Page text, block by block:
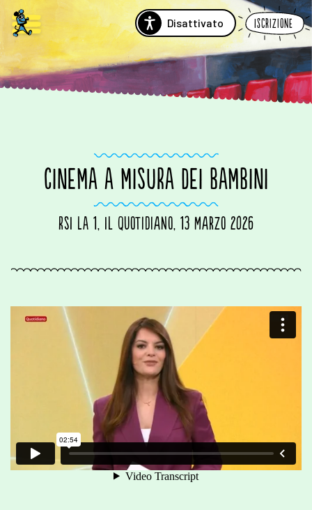
Disattivato Iscrizione
CINEMA A MISURA DEI BAMBINI
RSI LA 1, Il Quotidiano, 13 marzo 2026